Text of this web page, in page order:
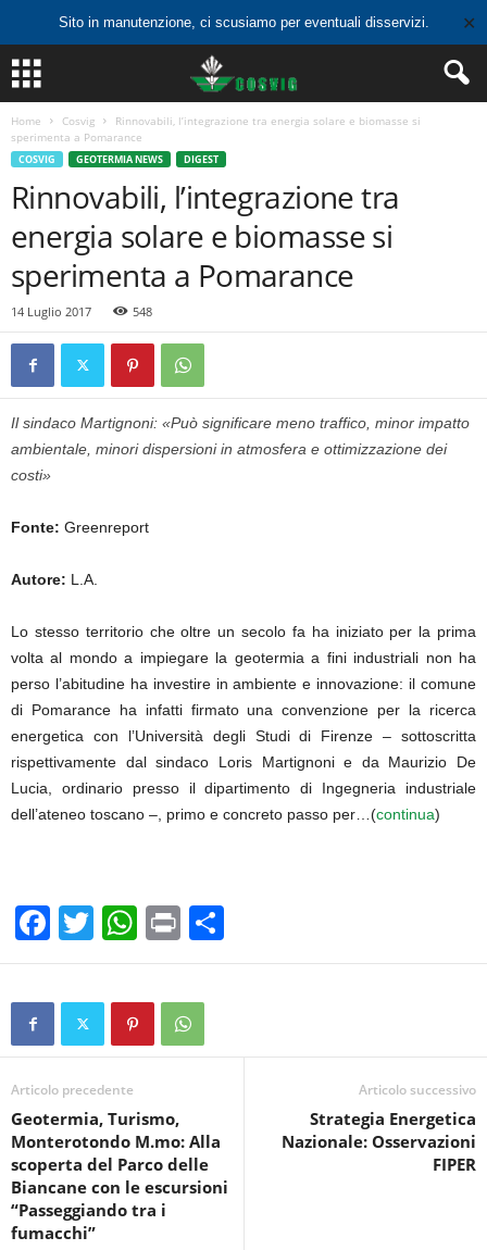
Sito in manutenzione, ci scusiamo per eventuali disservizi. ✕
Home Cosvig
Rinnovabili, l’integrazione tra energia solare e biomasse si
sperimenta a Pomarance
COSVIG GEOTERMIA NEWS DIGEST
Rinnovabili, l’integrazione tra
energia solare e biomasse si
sperimenta a Pomarance
14 Luglio 2017 548
Il sindaco Martignoni: «Può significare meno traffico, minor impatto
ambientale, minori dispersioni in atmosfera e ottimizzazione dei
costi»
Fonte: Greenreport
Autore: L.A.
Lo stesso territorio che oltre un secolo fa ha iniziato per la prima
volta al mondo a impiegare la geotermia a fini industriali non ha
perso l’abitudine ha investire in ambiente e innovazione: il comune
di Pomarance ha infatti firmato una convenzione per la ricerca
energetica con l’Università degli Studi di Firenze – sottoscritta
rispettivamente dal sindaco Loris Martignoni e da Maurizio De
Lucia, ordinario presso il dipartimento di Ingegneria industriale
dell’ateneo toscano –, primo e concreto passo per…(continua)
F
a
c
b
o
o
k
T
wi
tt
W
h
at
s
A
p
Pr
in
t
o
vi
Articolo precedente
Geotermia, Turismo,
Monterotondo M.mo: Alla
scoperta del Parco delle
Biancane con le escursioni
“Passeggiando tra i
fumacchi”
Articolo successivo
Strategia Energetica
Nazionale: Osservazioni
FIPER